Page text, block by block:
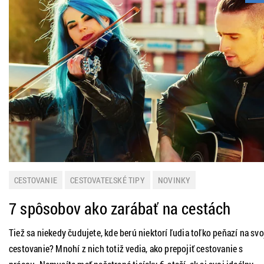
CESTOVANIE CESTOVATEĽSKÉ TIPY NOVINKY
7 spôsobov ako zarábať na cestách
Tiež sa niekedy čudujete, kde berú niektorí ľudia toľko peňazí na
cestovanie? Mnohí z nich totiž vedia, ako prepojiť cestovanie s